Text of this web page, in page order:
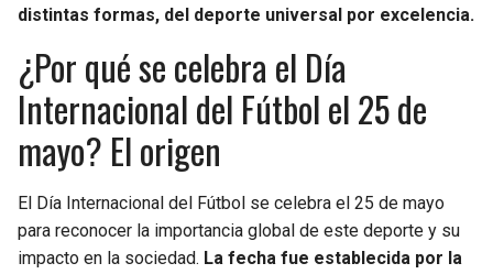
distintas formas, del deporte universal por excelencia.
¿Por qué se celebra el Día
Internacional del Fútbol el 25 de
mayo? El origen
El Día Internacional del Fútbol se celebra el 25 de mayo
para reconocer la importancia global de este deporte y su
impacto en la sociedad. La fecha fue establecida por la